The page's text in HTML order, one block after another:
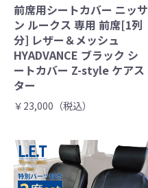
前席用シートカバー ニッサ
ン ルークス 専用 前席[1列
分] レザー＆メッシュ
HYADVANCE ブラック シ
ートカバー Z-style ケアス
ター
￥23,000（税込）